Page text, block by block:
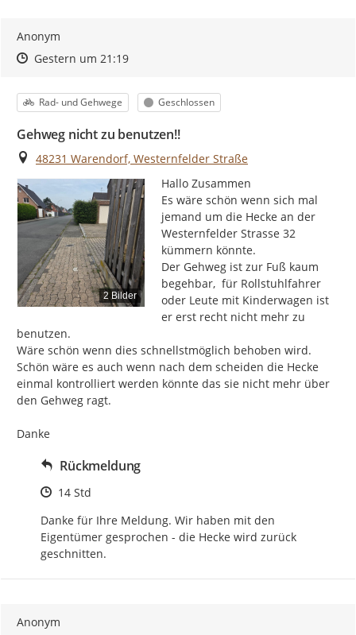
Anonym
Zeitpunkt des Erstellens
Zeitpunkt des Erstellens
Gestern um 21:19Zur Äußerung
Kategorie
Rad- und Gehwege Status
Geschlossen
Gehweg nicht zu benutzen!!
Ort
48231 Warendorf, Westernfelder Straße
2 Bilder
Hallo Zusammen
Es wäre schön wenn sich mal
jemand um die Hecke an der
Westernfelder Strasse 32
kümmern könnte.
Der Gehweg ist zur Fuß kaum
begehbar,  für Rollstuhlfahrer
oder Leute mit Kinderwagen ist
er erst recht nicht mehr zu
benutzen.
Wäre schön wenn dies schnellstmöglich behoben wird.
Schön wäre es auch wenn nach dem scheiden die Hecke
einmal kontrolliert werden könnte das sie nicht mehr über
den Gehweg ragt.
Danke
Rückmeldung
Zeitpunkt des Erstellens
14 Std
Danke für Ihre Meldung. Wir haben mit den
Eigentümer gesprochen - die Hecke wird zurück
geschnitten.
Anonym